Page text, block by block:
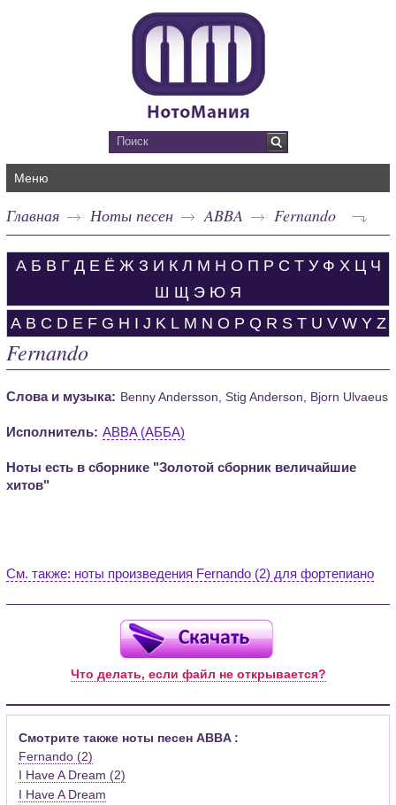
Меню
Главная Ноты песен ABBA Fernando
А Б В Г Д Е Ё Ж З И К Л М Н О П Р С Т У Ф Х Ц Ч
Ш Щ Э Ю Я
A B C D E F G H I J K L M N O P Q R S T U V W Y Z
Fernando
Слова и музыка: Benny Andersson, Stig Anderson, Bjorn Ulvaeus
Исполнитель: ABBA (АББА)
Ноты есть в сборнике "Золотой сборник величайшие
хитов"
См. также: ноты произведения Fernando (2) для фортепиано
Что делать, если файл не открывается?
Смотрите также ноты песен ABBA :
Fernando (2)
I Have A Dream (2)
I Have A Dream